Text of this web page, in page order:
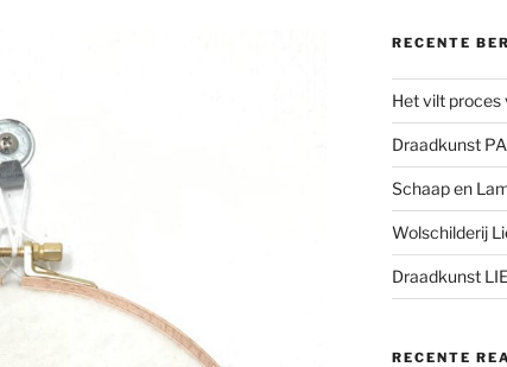
RECENTE
Het vilt proces
Draadkunst
Schaap en
Wolschilderij
Draadkunst
RECENTE